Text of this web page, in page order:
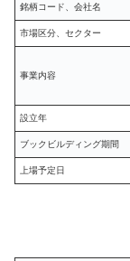
銘柄コード、会社名
市場区分、セクター
事業内容
設立年
ブックビルディング期間
上場予定日